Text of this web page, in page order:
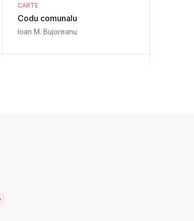
CARTE
Codu comunalu
Ioan M. Bujoreanu